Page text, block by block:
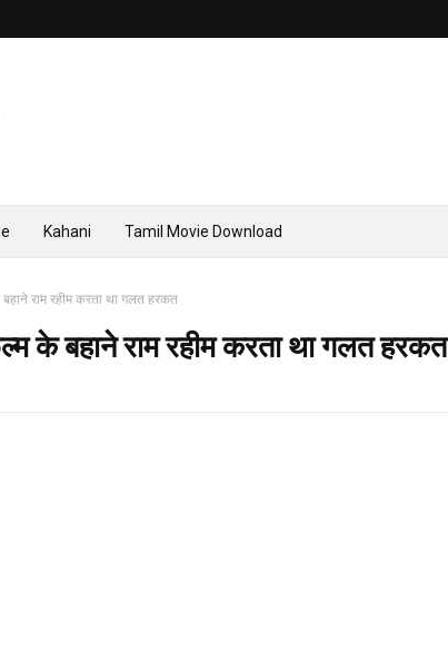
Kahani Tamil Movie Download
राम रहीम करता था गलत हरकत
के बहाने राम रहीम करता था गलत हरकत